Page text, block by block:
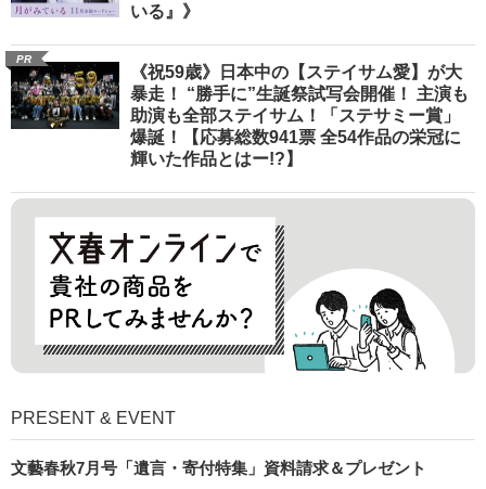
いる』》
PR
《祝59歳》日本中の【ステイサム愛】が大
暴走！ “勝手に”生誕祭試写会開催！ 主演も
助演も全部ステイサム！「ステサミー賞」
爆誕！【応募総数941票 全54作品の栄冠に
輝いた作品とはー!?】
PRESENT & EVENT
文藝春秋7月号「遺言・寄付特集」資料請求＆プレゼント